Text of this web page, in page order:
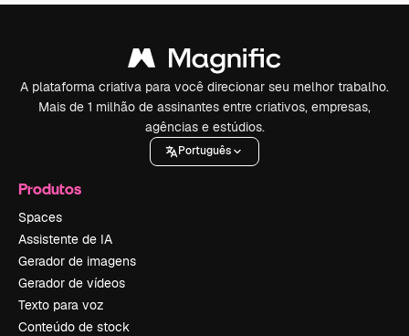
A plataforma criativa para você direcionar seu melhor trabalho.
Mais de 1 milhão de assinantes entre criativos, empresas,
agências e estúdios.
Português
Produtos
Spaces
Assistente de IA
Gerador de imagens
Gerador de vídeos
Texto para voz
Conteúdo de stock